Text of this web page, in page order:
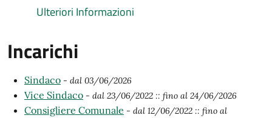
Ulteriori Informazioni
Incarichi
Sindaco - dal 03/06/2026
Vice Sindaco - dal 23/06/2022 :: fino al 24/06/2026
Consigliere Comunale - dal 12/06/2022 :: fino al